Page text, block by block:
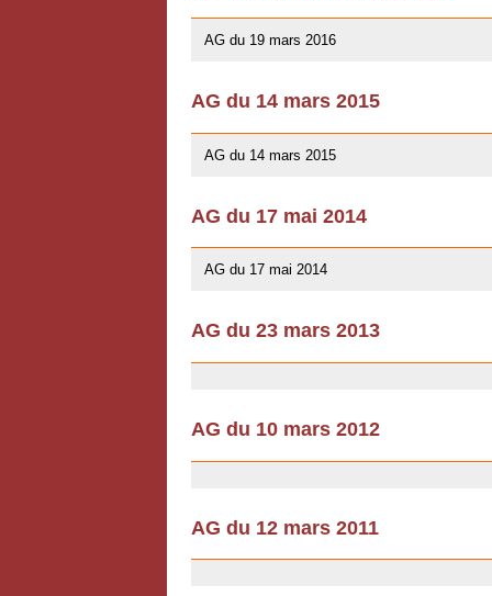
AG du 19 mars 2016
AG du 14 mars 2015
AG du 14 mars 2015
AG du 17 mai 2014
AG du 17 mai 2014
AG du 23 mars 2013
AG du 10 mars 2012
AG du 12 mars 2011